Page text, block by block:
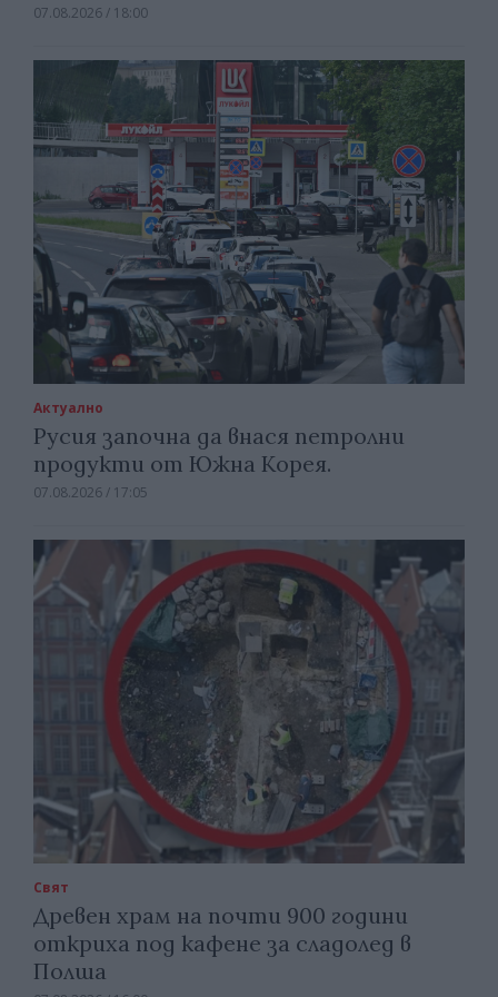
07.08.2026 / 18:00
Актуално
Русия започна да внася петролни
продукти от Южна Корея.
07.08.2026 / 17:05
Свят
Древен храм на почти 900 години
откриха под кафене за сладолед в
Полша